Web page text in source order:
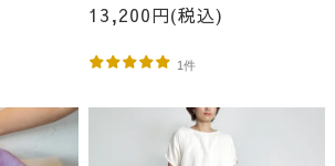
13,200円(税込)
1件